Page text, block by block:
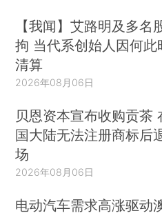
【我闻】艾路明及多名
拘 当代系创始人因何此
清算
2026年08月06日
贝恩资本宣布收购贡茶
国大陆无法注册商标后
场
2026年08月06日
电动汽车需求高涨驱动